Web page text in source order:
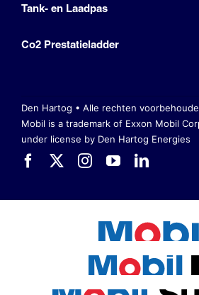
Tank- en Laadpas
Co2 Prestatieladder
Den Hartog • Alle rechten
Mobil is a trademark of Exxon Mobil
under license by Den Hartog Energies